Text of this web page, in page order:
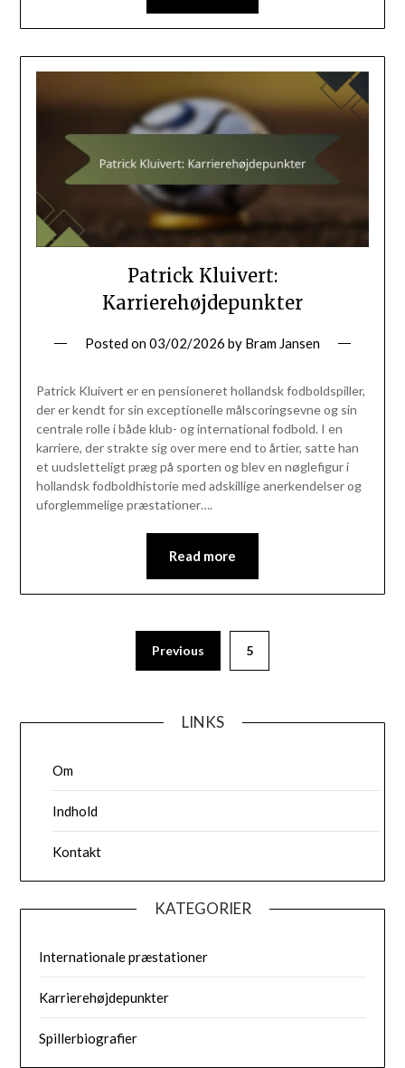
Patrick Kluivert:
Karrierehøjdepunkter
Posted on03/02/2026 by Bram Jansen
Patrick Kluivert er en pensioneret hollandsk fodboldspiller,
der er kendt for sin exceptionelle målscoringsevne og sin
centrale rolle i både klub- og international fodbold. I en
karriere, der strakte sig over mere end to årtier, satte han
et uudsletteligt præg på sporten og blev en nøglefigur i
hollandsk fodboldhistorie med adskillige anerkendelser og
uforglemmelige præstationer….
Read more
Previous 5
LINKS
Om
Indhold
Kontakt
KATEGORIER
Internationale præstationer
Karrierehøjdepunkter
Spillerbiografier